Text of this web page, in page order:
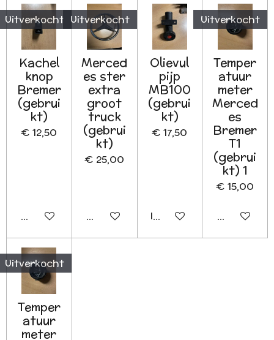
Uitverkocht
Kachel
knop
Bremer
(gebrui
kt)
€ 12,50
Houd mij op de hoogte
Uitverkocht
Merced
es ster
extra
groot
truck
(gebrui
kt)
€ 25,00
Houd mij op de hoogte
Olievul
pijp
MB100
(gebrui
kt)
€ 17,50
In winkelwagen
Uitverkocht
Temper
atuur
meter
Merced
es
Bremer
T1
(gebrui
kt) 1
€ 15,00
Houd mij
Uitverkocht
Temper
atuur
meter